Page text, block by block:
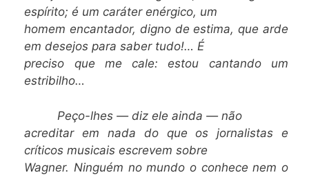
espírito; é um caráter enérgico, um
homem encantador, digno de estima, que arde
em desejos para saber tudo!… É
preciso que me cale: estou cantando um
estribilho…
Peço-lhes — diz ele ainda — não
acreditar em nada do que os jornalistas e
críticos musicais escrevem sobre
Wagner. Ninguém no mundo o conhece nem o